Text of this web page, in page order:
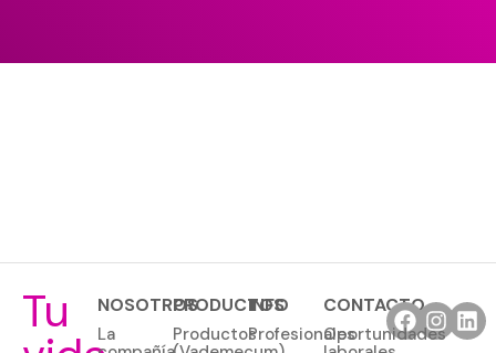
Tu NOSOTROS
La
PRODUCTOS
Productos
INFO
Profesionales
CONTACTO
Oportunidades